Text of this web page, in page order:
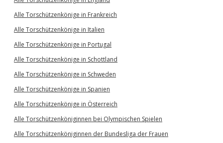
Alle Torschützenkönige in Frankreich
Alle Torschützenkönige in Italien
Alle Torschützenkönige in Portugal
Alle Torschützenkönige in Schottland
Alle Torschützenkönige in Schweden
Alle Torschützenkönige in Spanien
Alle Torschützenkönige in Österreich
Alle Torschützenköniginnen bei Olympischen Spielen
Alle Torschützenköniginnen der Bundesliga der Frauen